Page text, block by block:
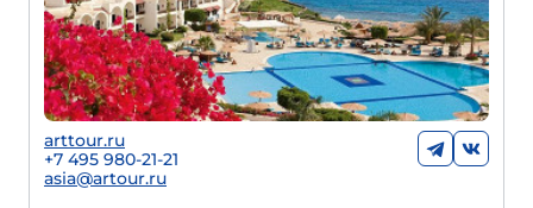
arttour.ru
+7 495 980-21-21
asia@artour.ru